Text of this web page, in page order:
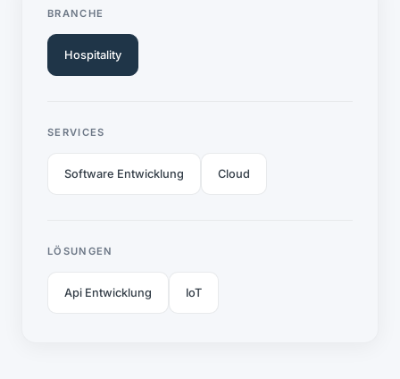
BRANCHE
Hospitality
SERVICES
Software Entwicklung Cloud
LÖSUNGEN
Api Entwicklung IoT